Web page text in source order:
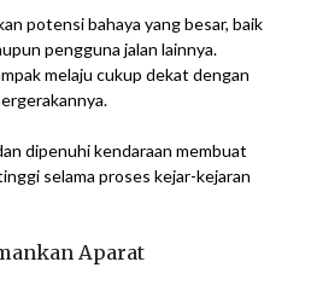
potensi bahaya yang besar, baik
pengguna jalan lainnya.
melaju cukup dekat dengan
dipenuhi kendaraan membuat
selama proses kejar-kejaran
Aparat